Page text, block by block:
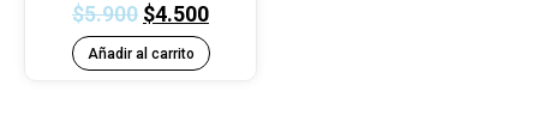
$5.900 $4.500
Añadir al carrito